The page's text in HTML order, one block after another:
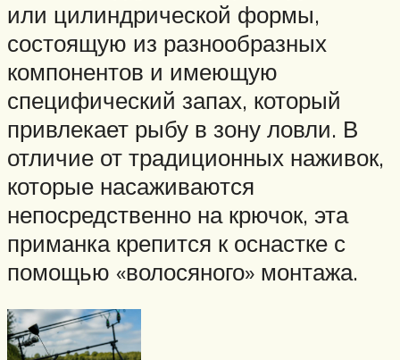
или цилиндрической формы,
состоящую из разнообразных
компонентов и имеющую
специфический запах, который
привлекает рыбу в зону ловли. В
отличие от традиционных наживок,
которые насаживаются
непосредственно на крючок, эта
приманка крепится к оснастке с
помощью «волосяного» монтажа.